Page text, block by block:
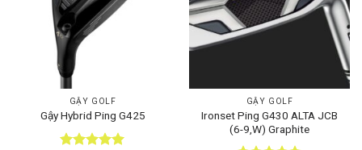
GẬY GOLF
Gậy Hybrid Ping G425
GẬY GOLF
Ironset Ping G430 ALTA JCB
(6-9,W) Graphite